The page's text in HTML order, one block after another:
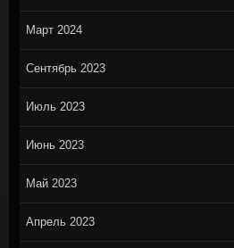
Март 2024
Сентябрь 2023
Июль 2023
Июнь 2023
Май 2023
Апрель 2023